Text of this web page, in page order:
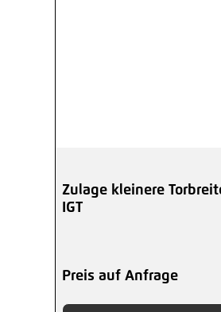
Zulage kleinere
IGT
Preis auf Anfrage